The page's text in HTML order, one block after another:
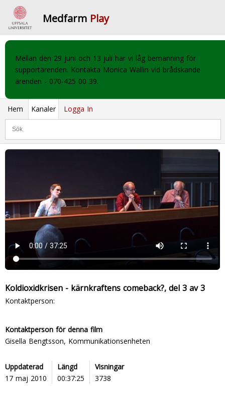
Medfarm Play
Mellan den 29 juni och 13 juli har vi låg bemanning för
supportärenden. Kontakta Monica Wallin vid brådskande
ärenden - 070-425 00 39.
Hem Kanaler Logga In
Koldioxidkrisen - kärnkraftens comeback?, del 3 av 3
Kontaktperson:
Kontaktperson för denna film
Gisella Bengtsson, Kommunikationsenheten
Uppdaterad
17 maj 2010
Längd
00:37:25
Visningar
3738